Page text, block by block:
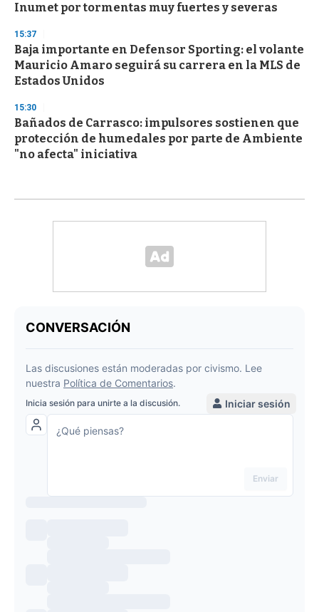
Inumet por tormentas muy fuertes y severas
15:37
Baja importante en Defensor Sporting: el volante
Mauricio Amaro seguirá su carrera en la MLS de
Estados Unidos
15:30
Bañados de Carrasco: impulsores sostienen que
protección de humedales por parte de Ambiente
"no afecta" iniciativa